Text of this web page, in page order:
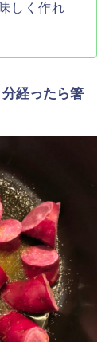
しく作れ
経ったら箸